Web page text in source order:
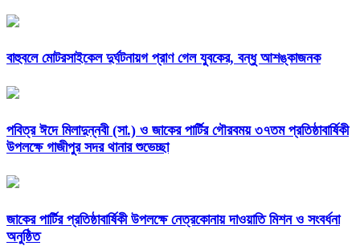
বাহুবলে মোটরসাইকেল দুর্ঘটনায়গ প্রাণ গেল যুবকের, বন্ধু আশঙ্কাজনক
পবিত্র ঈদে মিলাদুন্নবী (সা.) ও জাকের পার্টির গৌরবময় ৩৭তম প্রতিষ্ঠাবার্ষিকী
উপলক্ষে গাজীপুর সদর থানার শুভেচ্ছা
জাকের পার্টির প্রতিষ্ঠাবার্ষিকী উপলক্ষে নেত্রকোনায় দাওয়াতি মিশন ও সংবর্ধনা
অনুষ্ঠিত